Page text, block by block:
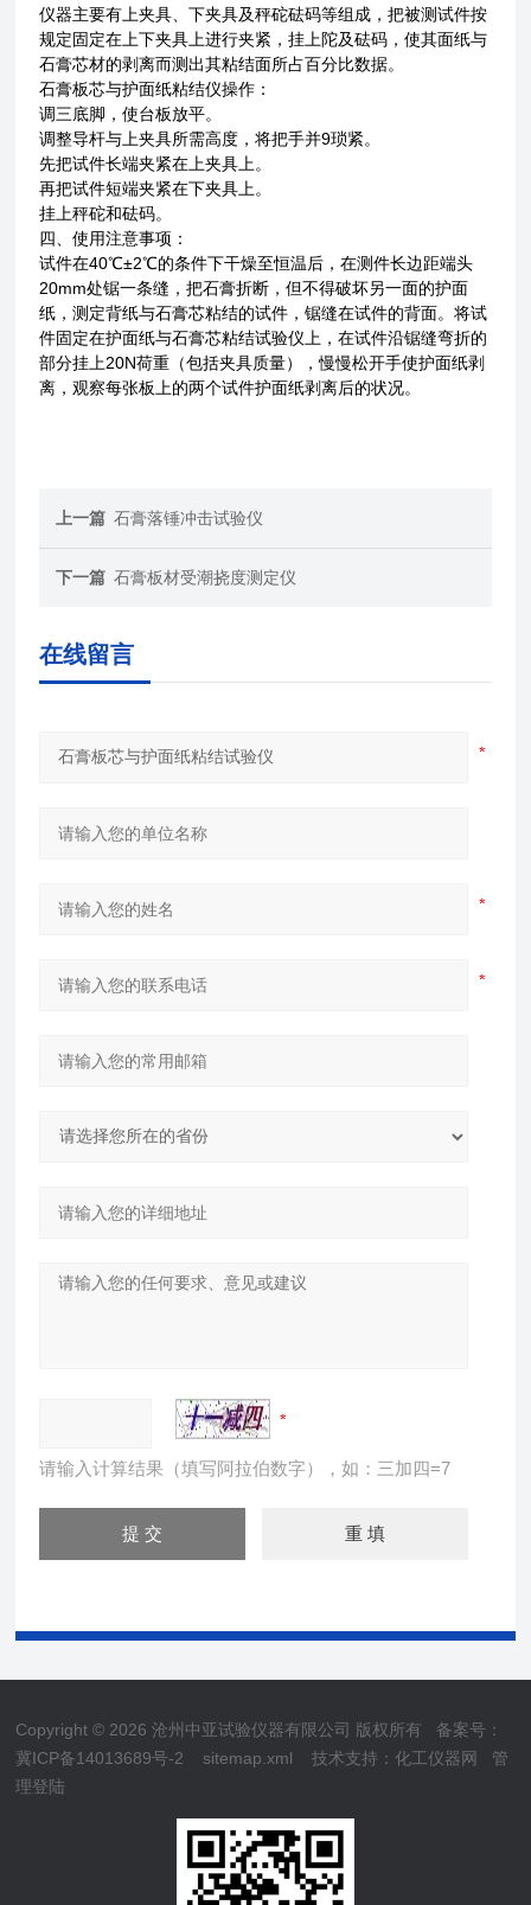
仪器主要有上夹具、下夹具及秤砣砝码等组成，把被测试件按
规定固定在上下夹具上进行夹紧，挂上陀及砝码，使其面纸与
石膏芯材的剥离而测出其粘结面所占百分比数据。
石膏板芯与护面纸粘结仪操作：
调三底脚，使台板放平。
调整导杆与上夹具所需高度，将把手并9琐紧。
先把试件长端夹紧在上夹具上。
再把试件短端夹紧在下夹具上。
挂上秤砣和砝码。
四、使用注意事项：
试件在40℃±2℃的条件下干燥至恒温后，在测件长边距端头
20mm处锯一条缝，把石膏折断，但不得破坏另一面的护面
纸，测定背纸与石膏芯粘结的试件，锯缝在试件的背面。将试
件固定在护面纸与石膏芯粘结试验仪上，在试件沿锯缝弯折的
部分挂上20N荷重（包括夹具质量），慢慢松开手使护面纸剥
离，观察每张板上的两个试件护面纸剥离后的状况。
上一篇 石膏落锤冲击试验仪
下一篇 石膏板材受潮挠度测定仪
在线留言
请输入计算结果（填写阿拉伯数字），如：三加四=7
Copyright © 2026 沧州中亚试验仪器有限公司 版权所有 备案号：
冀ICP备14013689号-2
sitemap.xml 技术支持：化工仪器网
管
理登陆